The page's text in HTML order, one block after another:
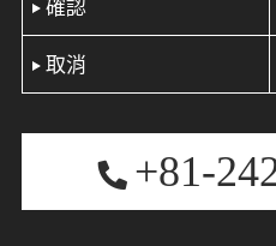
確認
取消
+81-